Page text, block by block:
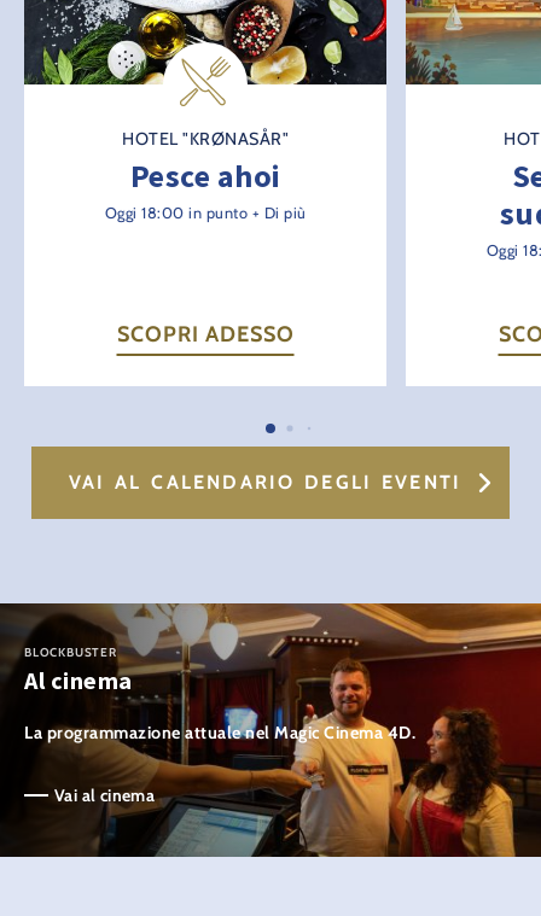
HOTEL "KRØNASÅR"
Pesce ahoi
Oggi 18:00 in punto + Di più
SCOPRI ADESSO
Oggi
VAI AL CALENDARIO DEGLI EVENTI
BLOCKBUSTER
Al cinema
La programmazione attuale nel Magic Cinema 4D.
Vai al cinema